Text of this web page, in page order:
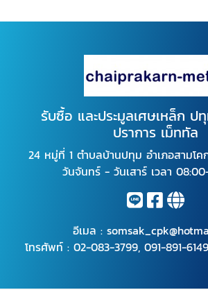
รับซื้อ และประมูลเศษเหล็ก
ปราการ เม็ททัล
24 หมู่ที่ 1 ตำบลบ้านปทุม อำเภอสามโค
วันจันทร์ - วันเสาร์ เวลา
อีเมล :
โทรศัพท์ : 02-083-3799, 091-891-6149